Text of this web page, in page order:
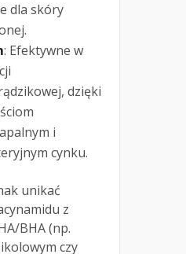
dla skóry
: Efektywne w
dzięki
i
cynku.
unikać
z
BHA (np.
czy